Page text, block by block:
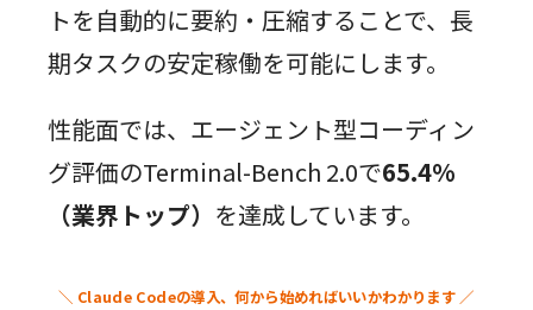
トを自動的に要約・圧縮することで、長
期タスクの安定稼働を可能にします。
性能面では、エージェント型コーディン
グ評価のTerminal-Bench 2.0で65.4%
（業界トップ） を達成しています。
＼ Claude Codeの導入、何から始めればいいかわかります ／